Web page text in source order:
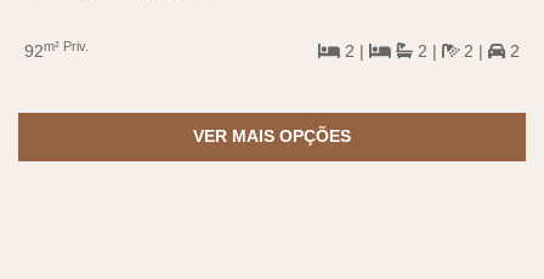
92m² Priv. 2 | 2 | 2 | 2
VER MAIS OPÇÕES